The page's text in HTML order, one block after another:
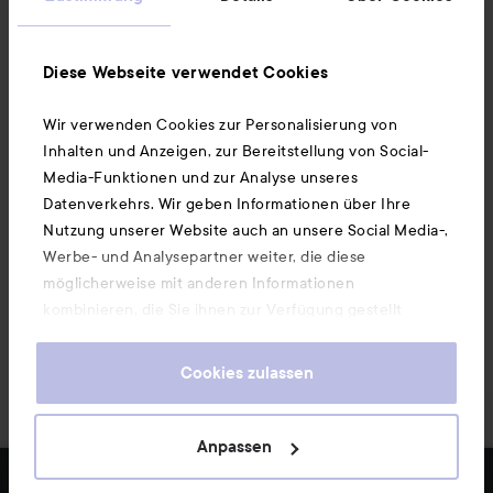
Diese Webseite verwendet Cookies
Wir verwenden Cookies zur Personalisierung von
Inhalten und Anzeigen, zur Bereitstellung von Social-
Media-Funktionen und zur Analyse unseres
Datenverkehrs. Wir geben Informationen über Ihre
Nutzung unserer Website auch an unsere Social Media-,
Werbe- und Analysepartner weiter, die diese
möglicherweise mit anderen Informationen
kombinieren, die Sie ihnen zur Verfügung gestellt
gesammelt haben. Wenn Sie unsere Website weiterhin
Cookies zu. Informationen darüber, wie Sie Ihre Cookie-
Einstellungen ändern können, finden Sie in unseren
Cookies zulassen
Anpassen
FILTER BELIEBTESTE
Ebenfalls interessant
Unsere App herunterladen
Copyright 2026